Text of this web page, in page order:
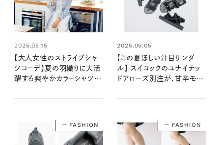
2025.05.15
【大人女性のストライプシャ
ツコーデ】夏の羽織りに大活
躍する爽やかカラーシャツが
2025.05.05
【この夏ほしい注目サンダ
ル】 スイコックのユナイテッ
ドアローズ別注が、甘辛モー
FASHION FASHION